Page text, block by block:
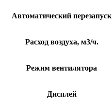
Автоматический перезапуск
Расход воздуха, м3/ч.
Режим вентилятора
Дисплей